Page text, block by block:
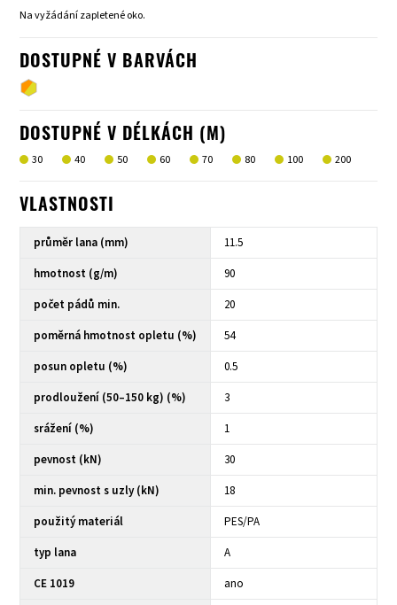
Na vyžádání zapletené oko.
DOSTUPNÉ V BARVÁCH
DOSTUPNÉ V DÉLKÁCH (M)
30 40 50 60 70 80 100 200
VLASTNOSTI
průměr lana (mm)
11.5
hmotnost (g/m)
90
počet pádů min.
20
poměrná hmotnost opletu (%)
54
posun opletu (%)
0.5
prodloužení (50–150 kg) (%)
3
srážení (%)
1
pevnost (kN)
30
min. pevnost s uzly (kN)
18
použitý materiál
PES/PA
typ lana
A
CE 1019
ano